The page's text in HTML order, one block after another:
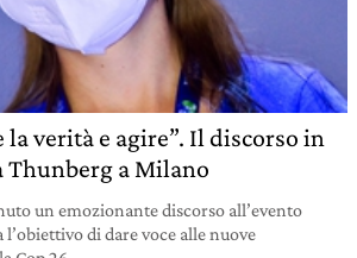
la verità e agire”. Il discorso in
a Milano
un emozionante discorso all’evento
di dare voce alle nuove